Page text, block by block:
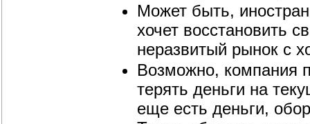
Может быть,
хочет восстановить
неразвитый рынок с
Возможно, компания
терять деньги на
еще есть деньги,